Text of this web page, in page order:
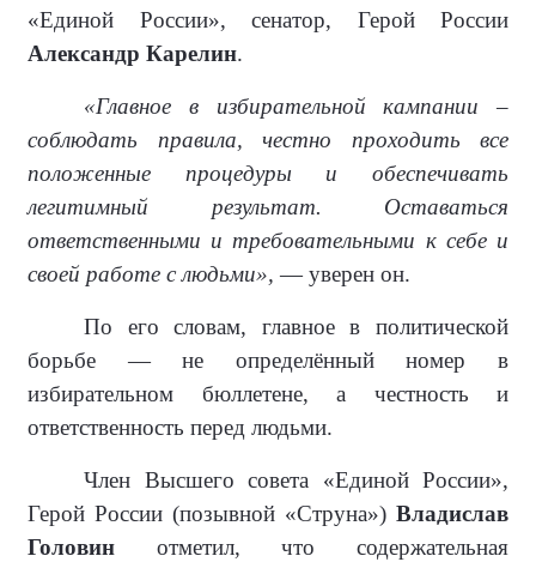
«Единой России», сенатор, Герой России
Александр Карелин.
«Главное в избирательной кампании –
соблюдать правила, честно проходить все
положенные процедуры и обеспечивать
легитимный результат. Оставаться
ответственными и требовательными к себе и
своей работе с людьми», — уверен он.
По его словам, главное в политической
борьбе — не определённый номер в
избирательном бюллетене, а честность и
ответственность перед людьми.
Член Высшего совета «Единой России»,
Герой России (позывной «Струна») Владислав
Головин отметил, что содержательная